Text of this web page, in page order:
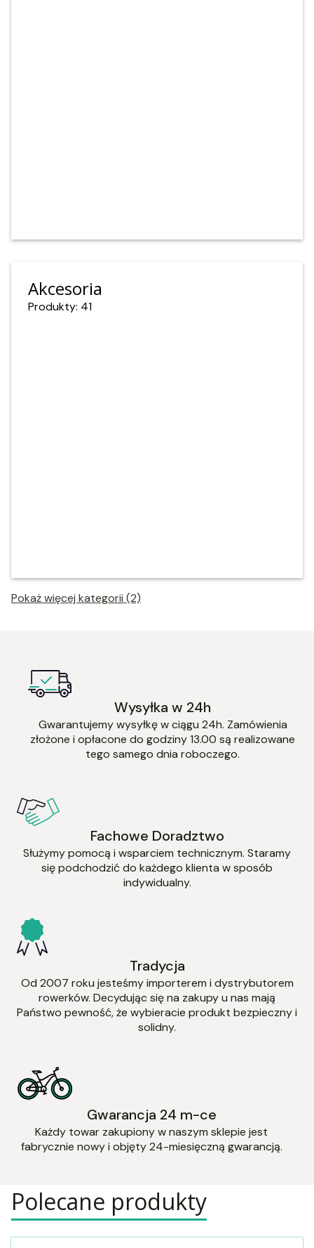
Akcesoria
Produkty: 41
Pokaż więcej kategorii (2)
Wysyłka w 24h
Gwarantujemy wysyłkę w ciągu 24h. Zamówienia
złożone i opłacone do godziny 13.00 są realizowane
tego samego dnia roboczego.
Fachowe Doradztwo
Służymy pomocą i wsparciem technicznym. Staramy
się podchodzić do każdego klienta w sposób
indywidualny.
Tradycja
Od 2007 roku jesteśmy importerem i dystrybutorem
rowerków. Decydując się na zakupy u nas mają
Państwo pewność, że wybieracie produkt bezpieczny i
solidny.
Gwarancja 24 m-ce
Każdy towar zakupiony w naszym sklepie jest
fabrycznie nowy i objęty 24-miesięczną gwarancją.
Polecane produkty